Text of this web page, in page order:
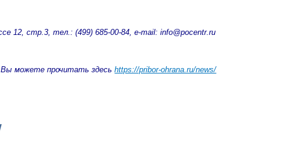
12, стр.3, тел.: (499) 685-00-84, e-mail: info@pocentr.ru
можете прочитать здесьhttps://pribor-ohrana.ru/news/